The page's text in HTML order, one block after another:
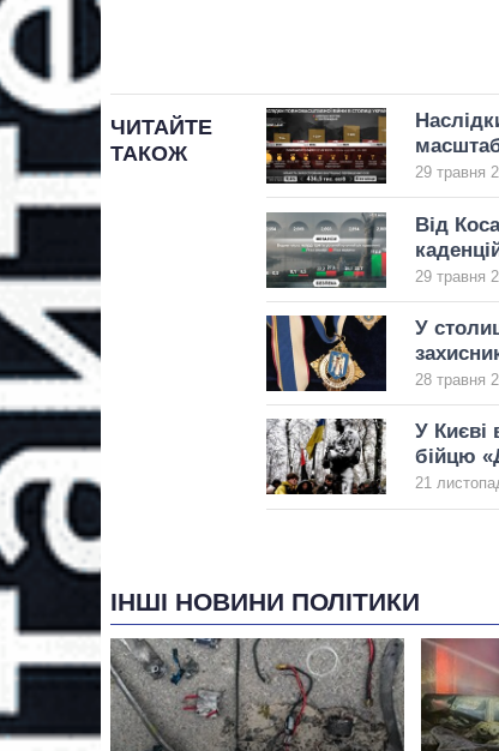
ЧИТАЙТЕ
ТАКОЖ
29 травня
Від
29 травня
У
28 травня
У Києві
бійцю
21
ІНШІ НОВИНИ ПОЛІТИКИ